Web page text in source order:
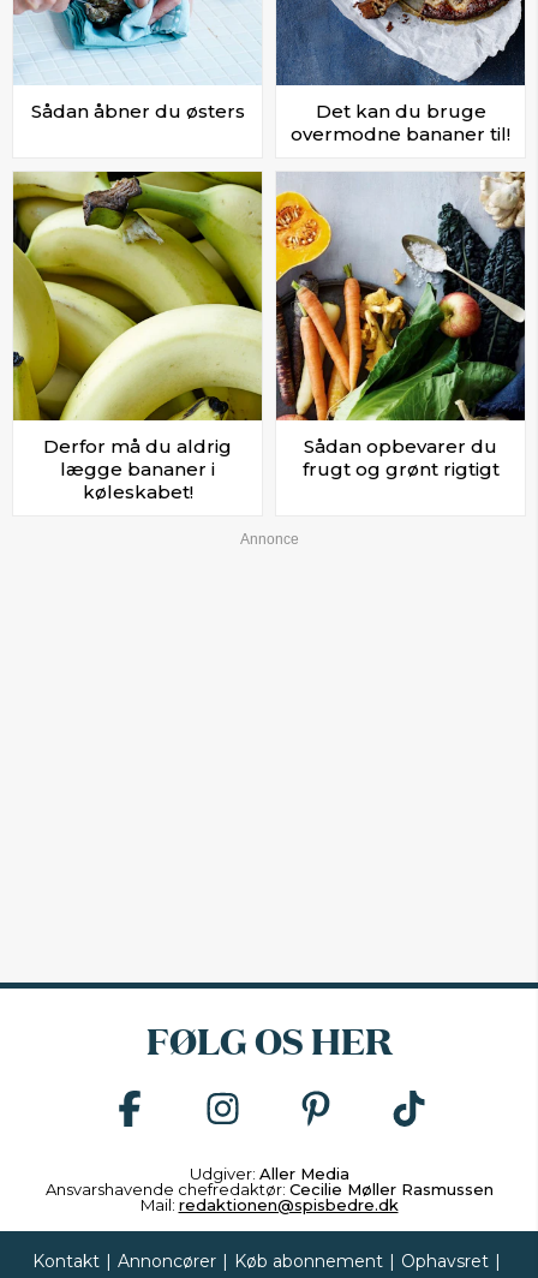
Sådan åbner du østers
Det kan du bruge
overmodne bananer til!
Derfor må du aldrig
lægge bananer i
køleskabet!
Sådan opbevarer du
frugt og grønt rigtigt
FØLG OS HER
Udgiver: Aller Media
Ansvarshavende chefredaktør: Cecilie Møller Rasmussen
Mail: redaktionen@spisbedre.dk
Kontakt | Annoncører | Køb abonnement | Ophavsret |